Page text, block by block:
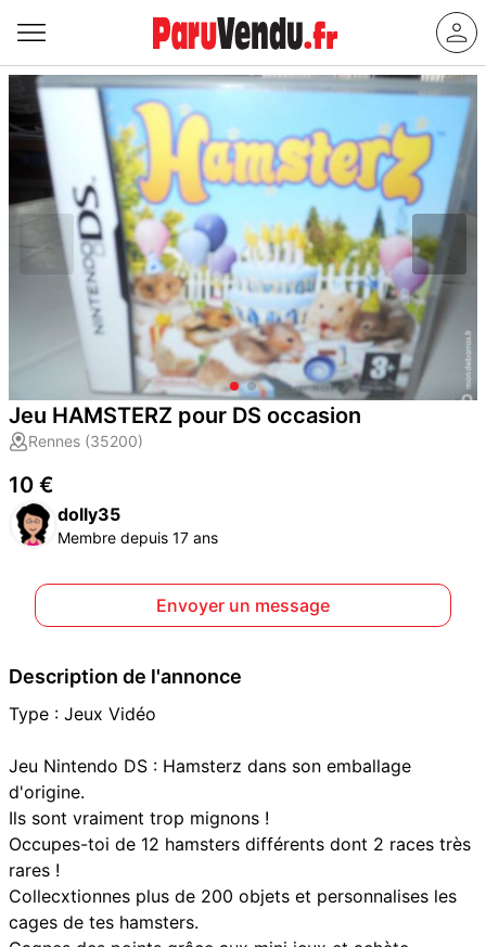
Jeu HAMSTERZ pour DS occasion
Rennes (35200)
10 €
dolly35
Membre depuis 17 ans
Envoyer un message
Description de l'annonce
Type : Jeux Vidéo
Jeu Nintendo DS : Hamsterz dans son emballage
d'origine.
Ils sont vraiment trop mignons !
Occupes-toi de 12 hamsters différents dont 2 races très
rares !
Collecxtionnes plus de 200 objets et personnalises les
cages de tes hamsters.